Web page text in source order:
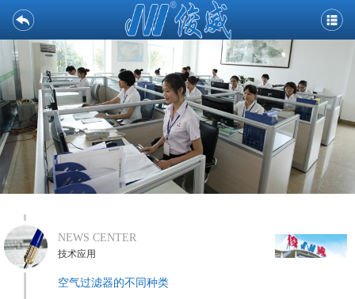
NEWS CENTER
技术应用
空气过滤器的不同种类